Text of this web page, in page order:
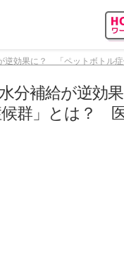
逆効果に？ 「ペットボトル
分補給が逆効
群」とは？